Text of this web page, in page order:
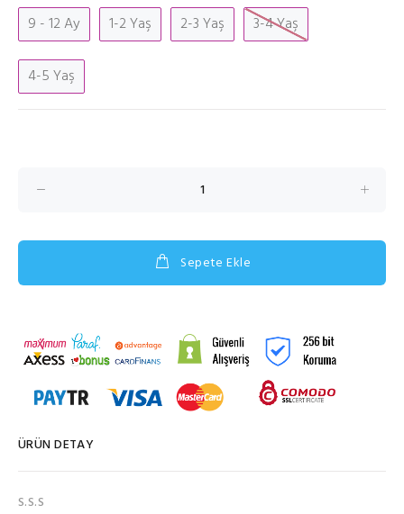
9 - 12 Ay 1-2 Yaş 2-3 Yaş 3-4 Yaş
4-5 Yaş
Sepete Ekle
ÜRÜN DETAY
S.S.S